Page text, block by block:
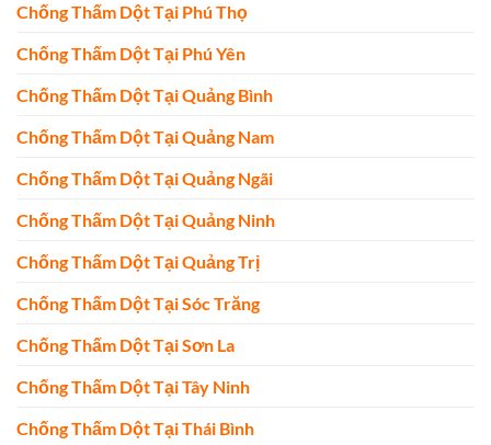
Chống Thấm Dột Tại Phú Thọ
Chống Thấm Dột Tại Phú Yên
Chống Thấm Dột Tại Quảng Bình
Chống Thấm Dột Tại Quảng Nam
Chống Thấm Dột Tại Quảng Ngãi
Chống Thấm Dột Tại Quảng Ninh
Chống Thấm Dột Tại Quảng Trị
Chống Thấm Dột Tại Sóc Trăng
Chống Thấm Dột Tại Sơn La
Chống Thấm Dột Tại Tây Ninh
Chống Thấm Dột Tại Thái Bình